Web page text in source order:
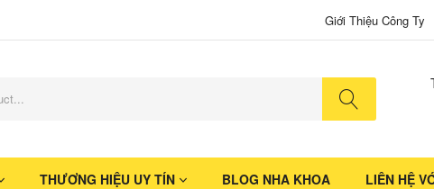
Giới Thiệu Công Ty
THƯƠNG HIỆU UY TÍN BLOG NHA KHOA LIÊN HỆ